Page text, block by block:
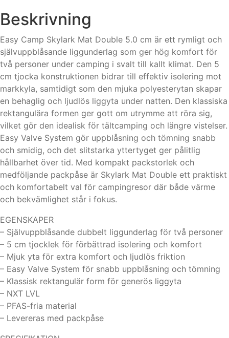
Beskrivning
Easy Camp Skylark Mat Double 5.0 cm är ett rymligt och
självuppblåsande liggunderlag som ger hög komfort för
två personer under camping i svalt till kallt klimat. Den 5
cm tjocka konstruktionen bidrar till effektiv isolering mot
markkyla, samtidigt som den mjuka polyesterytan skapar
en behaglig och ljudlös liggyta under natten. Den klassiska
rektangulära formen ger gott om utrymme att röra sig,
vilket gör den idealisk för tältcamping och längre vistelser.
Easy Valve System gör uppblåsning och tömning snabb
och smidig, och det slitstarka yttertyget ger pålitlig
hållbarhet över tid. Med kompakt packstorlek och
medföljande packpåse är Skylark Mat Double ett praktiskt
och komfortabelt val för campingresor där både värme
och bekvämlighet står i fokus.
EGENSKAPER
– Självuppblåsande dubbelt liggunderlag för två personer
– 5 cm tjocklek för förbättrad isolering och komfort
– Mjuk yta för extra komfort och ljudlös friktion
– Easy Valve System för snabb uppblåsning och tömning
– Klassisk rektangulär form för generös liggyta
– NXT LVL
– PFAS-fria material
– Levereras med packpåse